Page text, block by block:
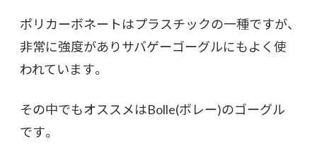
ポリカーボネートはプラスチックの一種ですが、
非常に強度がありサバゲーゴーグルにもよく使
われています。
その中でもオススメはBolle(ボレー)のゴーグル
です。